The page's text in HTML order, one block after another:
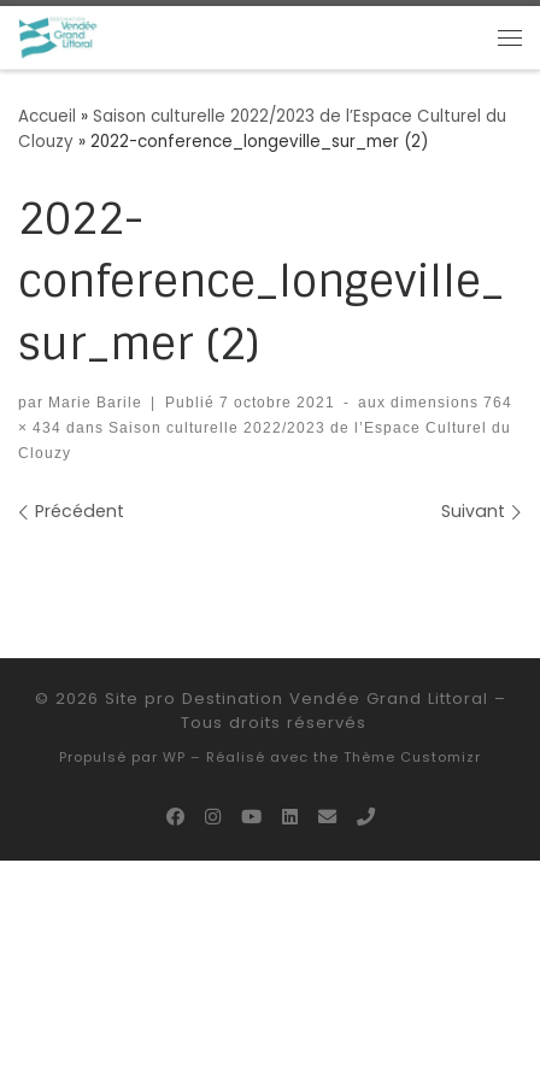
Passer au contenu
Accueil » Saison culturelle 2022/2023 de l’Espace Culturel du
Clouzy » 2022-conference_longeville_sur_mer (2)
2022-
conference_longeville_
sur_mer (2)
par Marie Barile | Publié 7 octobre 2021 - aux dimensions 764
× 434 dans Saison culturelle 2022/2023 de l’Espace Culturel du
Clouzy
Navigation des images
Précédent Suivant
© 2026 Site pro Destination Vendée Grand Littoral –
Tous droits réservés
Propulsé par WP – Réalisé avec the Thème Customizr